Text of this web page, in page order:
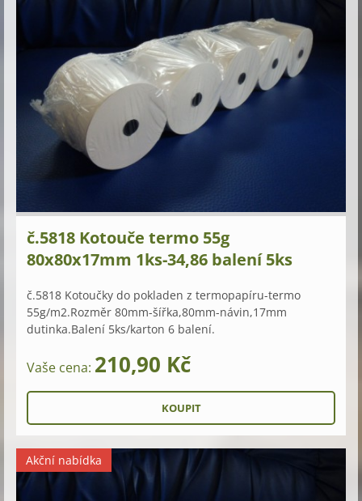
č.5818 Kotouče termo 55g
80x80x17mm 1ks-34,86 balení 5ks
č.5818 Kotoučky do pokladen z termopapíru-termo
55g/m2.Rozměr 80mm-šířka,80mm-návin,17mm
dutinka.Balení 5ks/karton 6 balení.
Vaše cena: 210,90 Kč
Akční nabídka